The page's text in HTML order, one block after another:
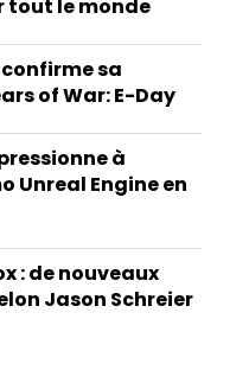
tout le monde
confirme sa
of War: E-Day
à
Unreal Engine en
: de nouveaux
Jason Schreier